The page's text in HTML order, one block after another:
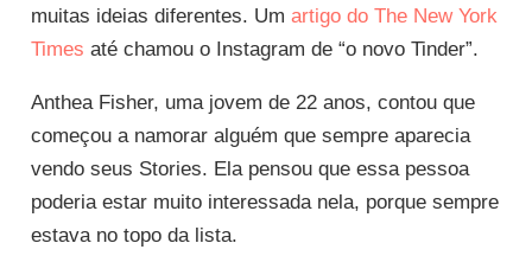
muitas ideias diferentes. Um artigo do The New York
Times até chamou o Instagram de “o novo Tinder”.
Anthea Fisher, uma jovem de 22 anos, contou que
começou a namorar alguém que sempre aparecia
vendo seus Stories. Ela pensou que essa pessoa
poderia estar muito interessada nela, porque sempre
estava no topo da lista.